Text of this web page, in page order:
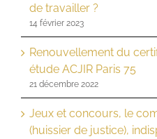
de travailler ?
14 février 2023
Renouvellement du
étude ACJIR Paris 75
21 décembre 2022
Jeux et concours, le
(huissier de justice),